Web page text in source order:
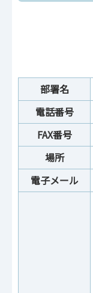
部署名
電話番号
FAX番号
場所
電子メール